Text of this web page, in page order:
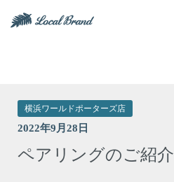
横浜ワールドポーターズ店
2022年9月28日
ペアリングのご紹介